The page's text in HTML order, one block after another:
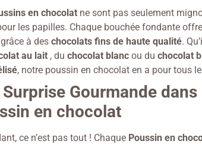
en chocolat ne sont pas seulement
les papilles. Chaque bouchée fondante
à des chocolats fins de haute qualité.
au lait , du chocolat blanc ou du chocolat
, notre poussin en chocolat en a pour tous
Surprise Gourmande dans
en chocolat
ce n’est pas tout ! Chaque Poussin en